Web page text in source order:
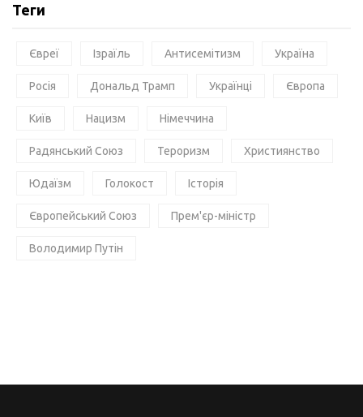
Теги
Євреї Ізраїль Антисемітизм Україна
Росія Дональд Трамп Українці Європа
Київ Нацизм Німеччина
Радянський Союз Тероризм Християнство
Юдаїзм Голокост Історія
Європейський Союз Прем'єр-міністр
Володимир Путін